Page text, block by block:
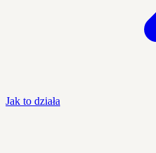
Jak to działa